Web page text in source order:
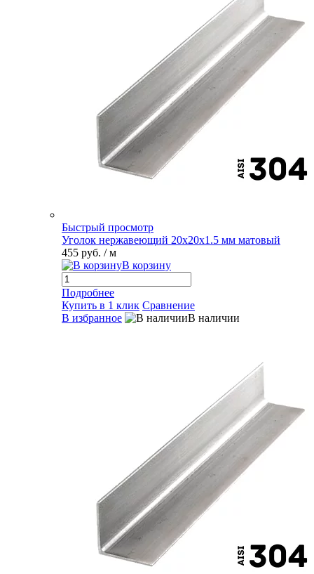
Быстрый просмотр
Уголок нержавеющий 20х20х1.5 мм матовый
455 руб. / м
В корзину
Подробнее
Купить в 1 клик Сравнение
В избранное
В наличии